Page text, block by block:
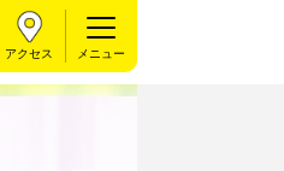
アクセス